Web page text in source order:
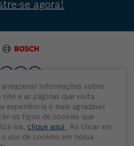
armazenar informações sobre
site e as páginas que visita.
experiência o mais agradável
os tipos de cookies que
los, clique aqui . Ao clicar em
uso de cookies em nossa
se agora!